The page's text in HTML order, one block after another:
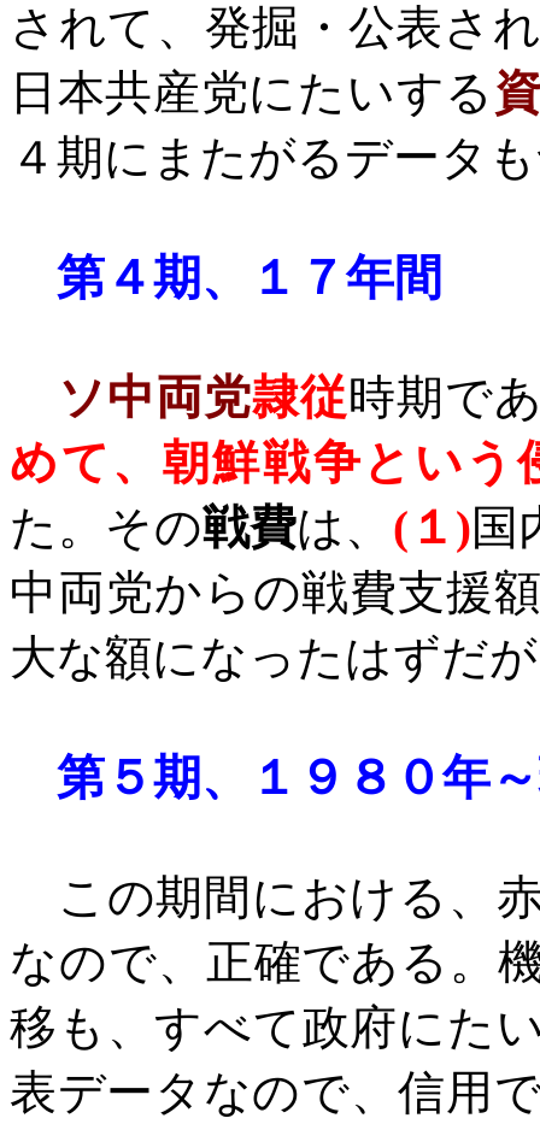
されて、発掘・公表さ
日本共産党にたいする
４期にまたがるデータ
第４期、１７年間
ソ中両党隷従時期で
めて、朝鮮戦争という
た。その戦費は、 ( １ )国
中両党からの戦費支援
大な額になったはずだ
第５期、１９８０年
この期間における、
なので、正確である。
移も、すべて政府にた
表データなので、信用